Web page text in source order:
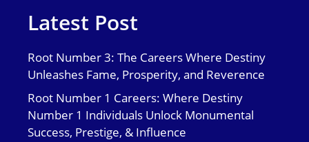
Latest Post
Root Number 3: The Careers Where Destiny
Unleashes Fame, Prosperity, and Reverence
Root Number 1 Careers: Where Destiny
Number 1 Individuals Unlock Monumental
Success, Prestige, & Influence